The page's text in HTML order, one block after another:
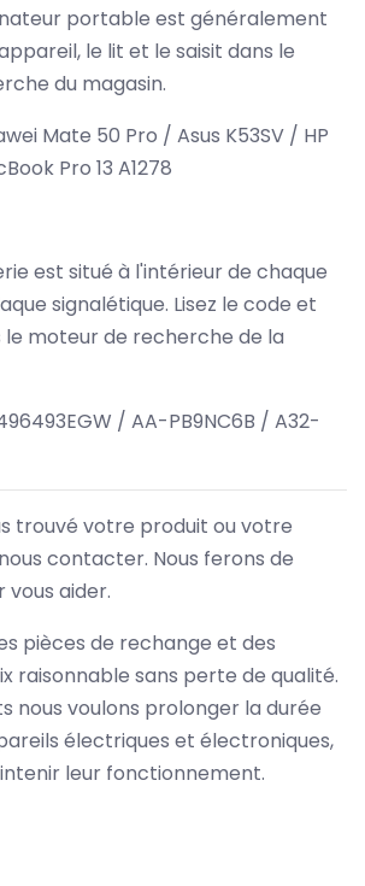
portable est généralement
le lit et le saisit dans le
du magasin.
Mate 50 Pro / Asus K53SV / HP
Pro 13 A1278
est situé à l'intérieur de chaque
signalétique. Lisez le code et
le moteur de recherche de la
/ AA-PB9NC6B / A32-
trouvé votre produit ou votre
contacter. Nous ferons de
vous aider.
pièces de rechange et des
raisonnable sans perte de qualité.
nous voulons prolonger la durée
électriques et électroniques,
leur fonctionnement.